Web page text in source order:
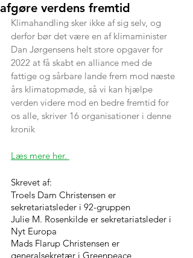
afgøre verdens fremtid
Klimahandling sker ikke af sig selv, og
derfor bør det være en af klimaminister
Dan Jørgensens helt store opgaver for
2022 at få skabt en alliance med de
fattige og sårbare lande frem mod næste
års klimatopmøde, så vi kan hjælpe
verden videre mod en bedre fremtid for
os alle, skriver 16 organisationer i denne
kronik
Læs mere her.
Skrevet af:
Troels Dam Christensen er
sekretariatsleder i 92-gruppen
Julie M. Rosenkilde er sekretariatsleder i
Nyt Europa
Mads Flarup Christensen er
generalsekretær i Greenpeace